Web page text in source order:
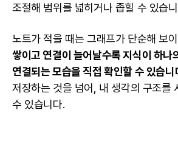
조절해 범위를 넓히거나 좁힐 수 있습
노트가 적을 때는 그래프가 단순해 보이
쌓이고 연결이 늘어날수록 지식이 하나
연결되는 모습을 직접 확인할 수 있습니
저장하는 것을 넘어, 내 생각의 구조를
수 있습니다.